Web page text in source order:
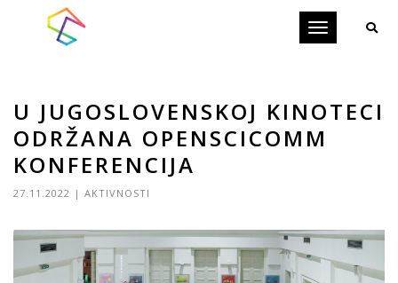
Toggle
U JUGOSLOVENSKOJ KINOTECI
ODRŽANA OPENSCICOMM
KONFERENCIJA
27.11.2022 | AKTIVNOSTI